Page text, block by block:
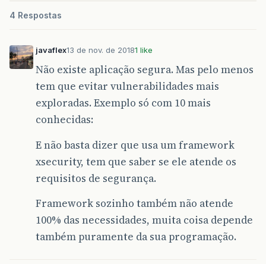
4 Respostas
javaflex13 de nov. de 20181 like
Não existe aplicação segura. Mas pelo menos
tem que evitar vulnerabilidades mais
exploradas. Exemplo só com 10 mais
conhecidas:
E não basta dizer que usa um framework
xsecurity, tem que saber se ele atende os
requisitos de segurança.
Framework sozinho também não atende
100% das necessidades, muita coisa depende
também puramente da sua programação.